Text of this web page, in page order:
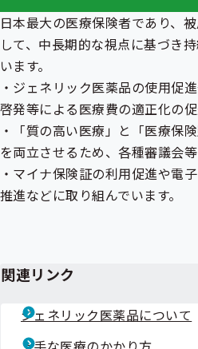
日本最大の医療保険者であり、
して、中長期的な視点に基づき
います。
・ ジェネリック医薬品の使用促
啓発等による医療費の適正化の
・「質の高い医療」と「医療保
を両立させるため、各種審議会
・ マイナ保険証の利用促進や電
推進などに取り組んでいます。
関連リンク
ジェネリック医薬品について